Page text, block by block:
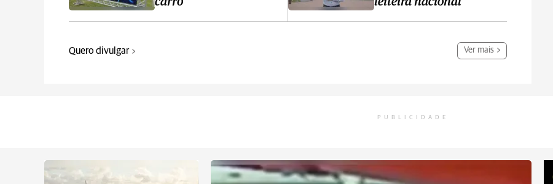
Quero divulgar Ver mais
PUBLICIDADE